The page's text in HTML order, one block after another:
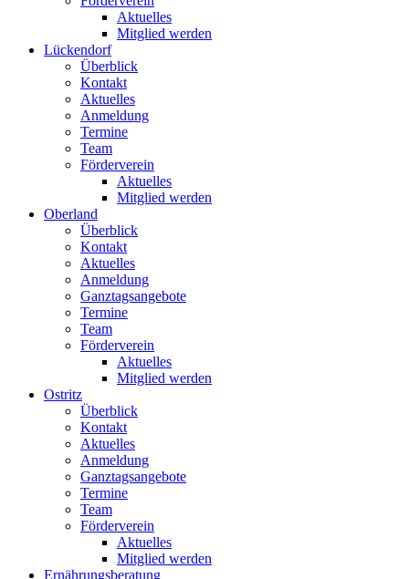
Aktuelles
Mitglied werden
Lückendorf
Überblick
Kontakt
Aktuelles
Anmeldung
Termine
Team
Förderverein
Aktuelles
Mitglied werden
Oberland
Überblick
Kontakt
Aktuelles
Anmeldung
Ganztagsangebote
Termine
Team
Förderverein
Aktuelles
Mitglied werden
Ostritz
Überblick
Kontakt
Aktuelles
Anmeldung
Ganztagsangebote
Termine
Team
Förderverein
Aktuelles
Mitglied werden
Ernährungsberatung